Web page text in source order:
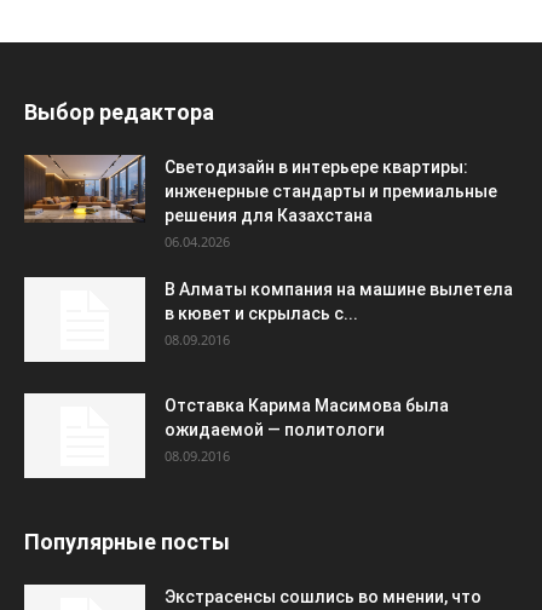
Выбор редактора
Светодизайн в интерьере квартиры:
инженерные стандарты и премиальные
решения для Казахстана
06.04.2026
В Алматы компания на машине вылетела
в кювет и скрылась с...
08.09.2016
Отставка Карима Масимова была
ожидаемой — политологи
08.09.2016
Популярные посты
Экстрасенсы сошлись во мнении, что